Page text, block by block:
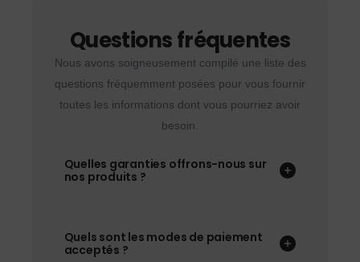
Questions fréquentes
Nous avons soigneusement compilé une liste des
questions fréquemment posées pour vous fournir
toutes les informations dont vous pourriez avoir
besoin.
Quelles garanties offrons-nous sur
nos produits ?
Quels sont les modes de paiement
acceptés ?